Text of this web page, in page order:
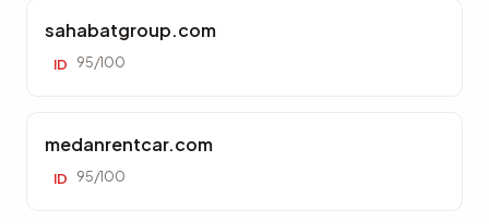
sahabatgroup.com
ID 95/100
medanrentcar.com
ID 95/100